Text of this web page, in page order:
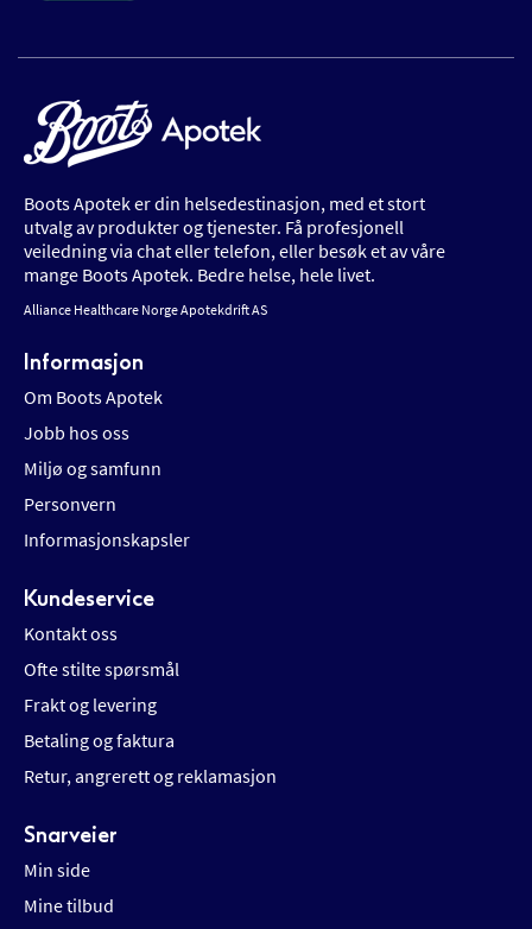
Boots Apotek er din helsedestinasjon, med et stort
utvalg av produkter og tjenester. Få profesjonell
veiledning via chat eller telefon, eller besøk et av våre
mange Boots Apotek. Bedre helse, hele livet.
Alliance Healthcare Norge Apotekdrift AS
Informasjon
Om Boots Apotek
Jobb hos oss
Miljø og samfunn
Personvern
Informasjonskapsler
Kundeservice
Kontakt oss
Ofte stilte spørsmål
Frakt og levering
Betaling og faktura
Retur, angrerett og reklamasjon
Snarveier
Min side
Mine tilbud